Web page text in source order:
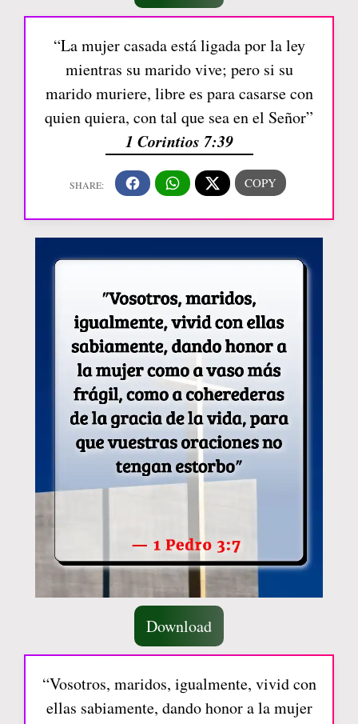
“La mujer casada está ligada por la ley
mientras su marido vive; pero si su
marido muriere, libre es para casarse con
quien quiera, con tal que sea en el Señor”
1 Corintios 7:39
Download
“Vosotros, maridos, igualmente, vivid con
ellas sabiamente, dando honor a la mujer